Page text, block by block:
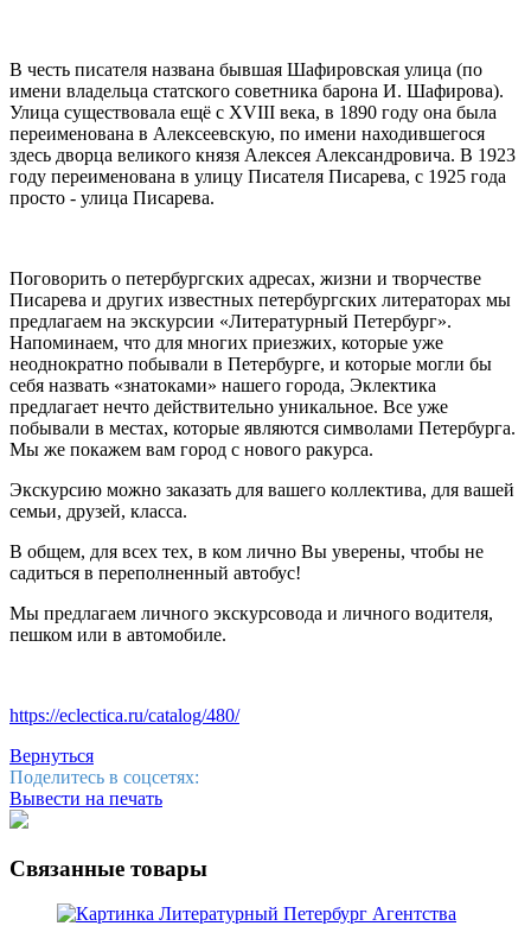
В честь писателя названа бывшая Шафировская улица (по
имени владельца статского советника барона И. Шафирова).
Улица существовала ещё с XVIII века, в 1890 году она была
переименована в Алексеевскую, по имени находившегося
здесь дворца великого князя Алексея Александровича. В 1923
году переименована в улицу Писателя Писарева, с 1925 года
просто - улица Писарева.
Поговорить о петербургских адресах, жизни и творчестве
Писарева и других известных петербургских литераторах мы
предлагаем на экскурсии «Литературный Петербург».
Напоминаем, что для многих приезжих, которые уже
неоднократно побывали в Петербурге, и которые могли бы
себя назвать «знатоками» нашего города, Эклектика
предлагает нечто действительно уникальное. Все уже
побывали в местах, которые являются символами Петербурга.
Мы же покажем вам город с нового ракурса.
Экскурсию можно заказать для вашего коллектива, для вашей
семьи, друзей, класса.
В общем, для всех тех, в ком лично Вы уверены, чтобы не
садиться в переполненный автобус!
Мы предлагаем личного экскурсовода и личного водителя,
пешком или в автомобиле.
https://eclectica.ru/catalog/480/
Вернуться
Поделитесь в соцсетях:
Вывести на печать
Связанные товары